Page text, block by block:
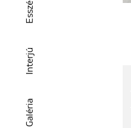
Galéria
Interjú
Esszé